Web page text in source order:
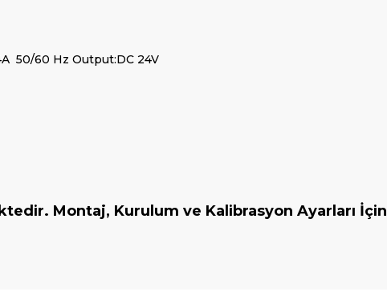
50/60 Hz Output:DC 24V
Montaj, Kurulum ve Kalibrasyon Ayarları İçin